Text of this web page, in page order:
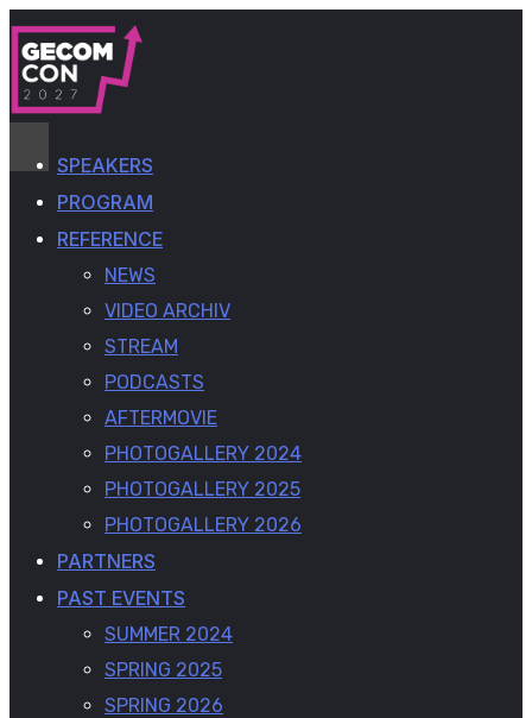
SPEAKERS
PROGRAM
REFERENCE
NEWS
VIDEO ARCHIV
STREAM
PODCASTS
AFTERMOVIE
PHOTOGALLERY 2024
PHOTOGALLERY 2025
PHOTOGALLERY 2026
PARTNERS
PAST EVENTS
SUMMER 2024
SPRING 2025
SPRING 2026